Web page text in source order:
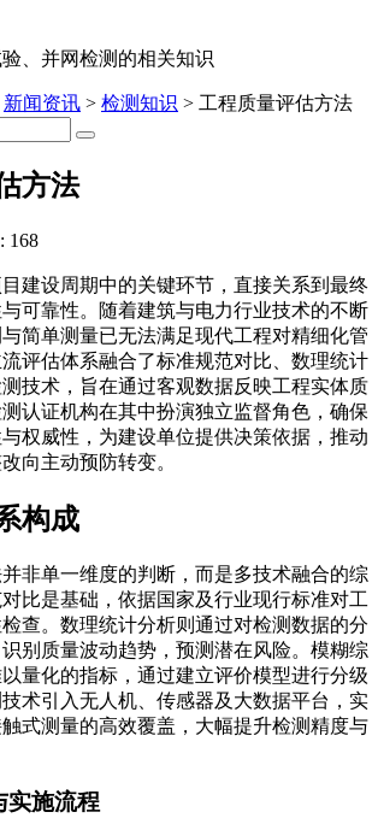
、并网检测的相关知识
新闻资讯 > 检测知识 > 工程质量评估方法
方法
168
建设周期中的关键环节，直接关系到最终
可靠性。随着建筑与电力行业技术的不断
简单测量已无法满足现代工程对精细化管
评估体系融合了标准规范对比、数理统计
技术，旨在通过客观数据反映工程实体质
认证机构在其中扮演独立监督角色，确保
权威性，为建设单位提供决策依据，推动
向主动预防转变。
构成
非单一维度的判断，而是多技术融合的综
比是基础，依据国家及行业现行标准对工
查。数理统计分析则通过对检测数据的分
别质量波动趋势，预测潜在风险。模糊综
量化的指标，通过建立评价模型进行分级
术引入无人机、传感器及大数据平台，实
式测量的高效覆盖，大幅提升检测精度与
实施流程